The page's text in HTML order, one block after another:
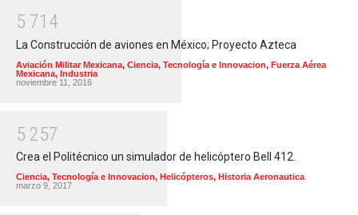
5 71 4
La Construcción de aviones en México; Proyecto Azteca
Aviación Militar Mexicana, Ciencia, Tecnología e Innovacion, Fuerza Aérea
Mexicana, Industria
noviembre 11, 2016
5 257
Crea el Politécnico un simulador de helicóptero Bell 412.
Ciencia, Tecnología e Innovacion, Helicópteros, Historia Aeronautica
marzo 9, 2017